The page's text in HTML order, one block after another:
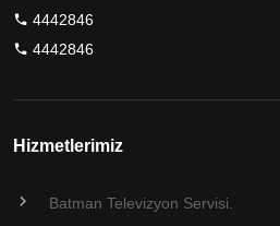
4442846
4442846
Hizmetlerimiz
Batman Televizyon Servisi.